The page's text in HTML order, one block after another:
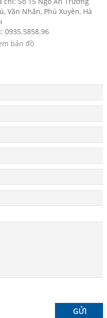
Văn Nhân, Phú Xuyên, Hà
0935.5858.96
bản đồ